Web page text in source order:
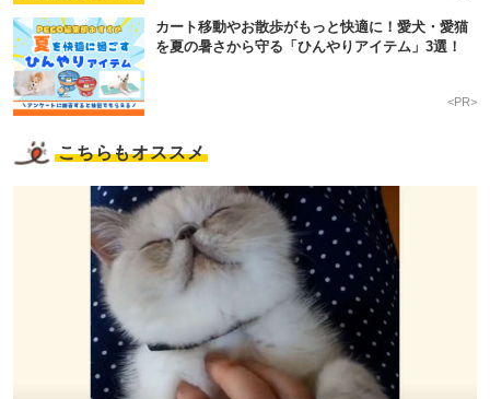
カート移動やお散歩がもっと快適に！愛犬・愛猫
を夏の暑さから守る「ひんやりアイテム」3選！
<PR>
こちらもオススメ